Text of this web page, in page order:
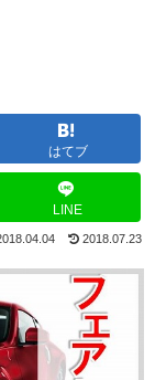
はてブ
LINE
2018.07.23